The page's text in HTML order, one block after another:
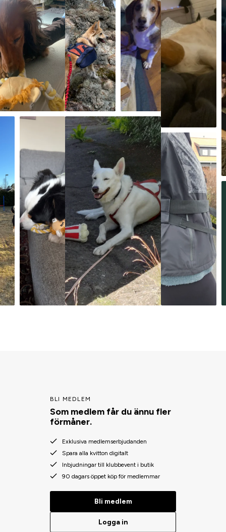
BLI MEDLEM
Som medlem får du ännu fler
förmåner.
Exklusiva medlemserbjudanden
Spara alla kvitton digitalt
Inbjudningar till klubbevent i butik
90 dagars öppet köp för medlemmar
Bli medlem
Logga in